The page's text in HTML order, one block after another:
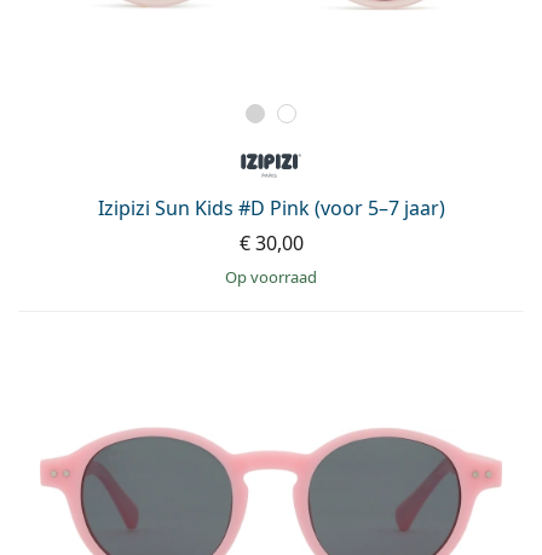
Izipizi Sun Kids #D Pink (voor 5–7 jaar)
€ 30,00
op voorraad